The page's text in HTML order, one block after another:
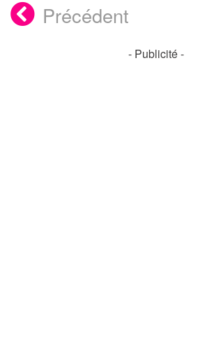
Précédent
- Publicité -